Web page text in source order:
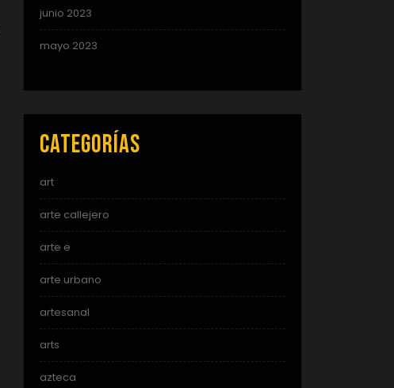
junio 2023
mayo 2023
Categorías
art
arte callejero
arte e
arte urbano
artesanal
arts
azteca